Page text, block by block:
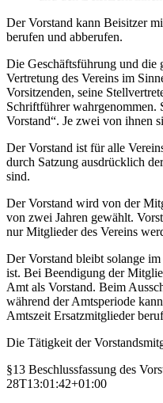
Der Vorstand kann Beisitzer
berufen und abberufen.
Die Geschäftsführung und die
Vertretung des Vereins im
Vorsitzenden, seine
Schriftführer wahrgenommen.
Vorstand“. Je zwei von ihnen
Der Vorstand ist für alle
durch Satzung ausdrücklich
sind.
Der Vorstand wird von der
von zwei Jahren gewählt.
nur Mitglieder des Vereins
Der Vorstand bleibt solange
ist. Bei Beendigung der
Amt als Vorstand. Beim
während der Amtsperiode
Amtszeit Ersatzmitglieder
Die Tätigkeit der
§13 Beschlussfassung des
28T13:01:42+01:00